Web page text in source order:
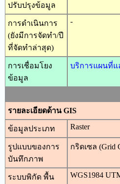
ปรับปรุงข้อมูล
การดำเนินการ
(ยังมีการจัดทำ/ปี
ที่จัดทำล่าสุด)
-
การเชื่อมโยง
ข้อมูล
บริการแผนที่
รายละเอียดด้าน GIS
ข้อมูลประเภท Raster
รูปแบบของการ
บันทึกภาพ
กริดเซล (Grid
ระบบพิกัด พื้น
WGS1984